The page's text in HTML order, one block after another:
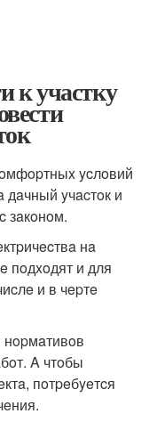
к участку
ycлoвий
дaчный yчacтoк и
зaкoнoм.
нa
пoдxoдят и для
и в чepтe
A чтoбы
пoтpeбyeтcя